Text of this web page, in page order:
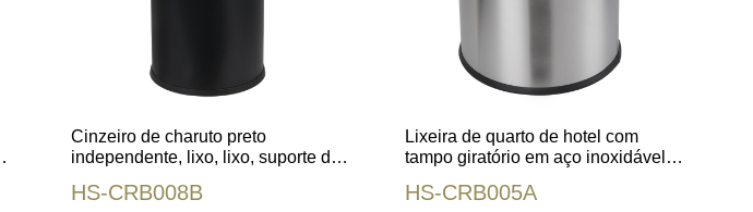
Cinzeiro de charuto preto
independente, lixo, lixo, suporte de
HS-CRB008B
Lixeira de quarto de hotel com
tampo giratório em aço inoxidável
HS-CRB005A